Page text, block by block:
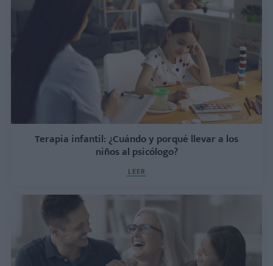
Terapia infantil: ¿Cuándo y porqué llevar a los
niños al psicólogo?
LEER